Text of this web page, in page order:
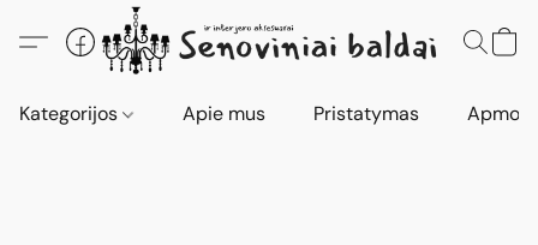
Kategorijos Apie mus Pristatymas